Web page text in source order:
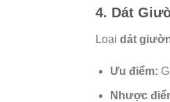
4. Dát
Loại dát
Ưu điểm:
Nhược